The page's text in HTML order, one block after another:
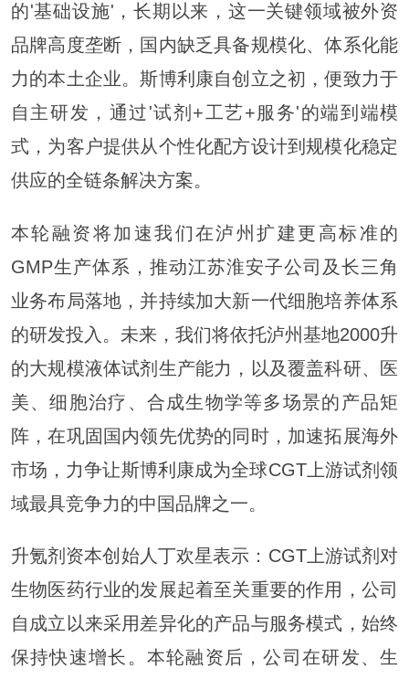
的'基础设施'，长期以来，这一关键领域被外资
品牌高度垄断，国内缺乏具备规模化、体系化能
力的本土企业。斯博利康自创立之初，便致力于
自主研发，通过'试剂+工艺+服务'的端到端模
式，为客户提供从个性化配方设计到规模化稳定
供应的全链条解决方案。
本轮融资将加速我们在泸州扩建更高标准的
GMP生产体系，推动江苏淮安子公司及长三角
业务布局落地，并持续加大新一代细胞培养体系
的研发投入。未来，我们将依托泸州基地2000升
的大规模液体试剂生产能力，以及覆盖科研、医
美、细胞治疗、合成生物学等多场景的产品矩
阵，在巩固国内领先优势的同时，加速拓展海外
市场，力争让斯博利康成为全球CGT上游试剂领
域最具竞争力的中国品牌之一。
升氪剂资本创始人丁欢星表示：CGT上游试剂对
生物医药行业的发展起着至关重要的作用，公司
自成立以来采用差异化的产品与服务模式，始终
保持快速增长。本轮融资后，公司在研发、生